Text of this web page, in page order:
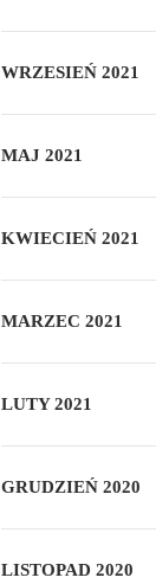
WRZESIEŃ 2021
MAJ 2021
KWIECIEŃ 2021
MARZEC 2021
LUTY 2021
GRUDZIEŃ 2020
LISTOPAD 2020